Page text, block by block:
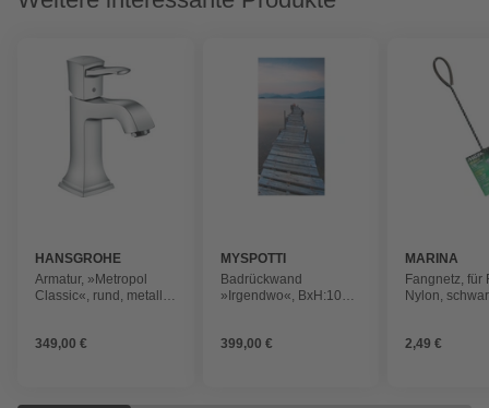
HANSGROHE
Armatur, »Metropol
Classic«, rund, metall,
349,00 €
MYSPOTTI
Badrückwand
»Irgendwo«, BxH:100
399,00 €
MARINA
Fangnetz, für
Nylon,
2,49 €